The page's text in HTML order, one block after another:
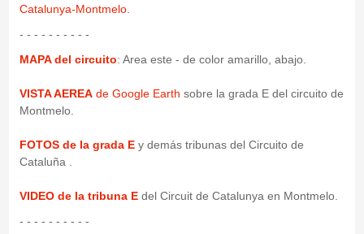
Catalunya-Montmelo.
- - - - - - - - - -
MAPA del circuito: Area este - de color amarillo, abajo.
VISTA AEREAde Google Earth sobre la grada E del circuito de
Montmelo.
FOTOS de la grada Ey demás tribunas del Circuito de
Cataluña .
VIDEO de la tribuna Edel Circuit de Catalunya en Montmelo.
- - - - - - - - - -